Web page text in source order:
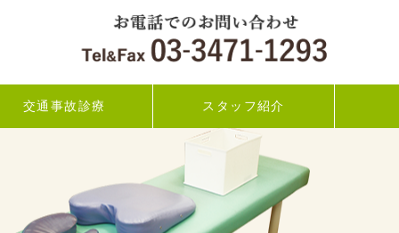
交通事故診療 スタッフ紹介